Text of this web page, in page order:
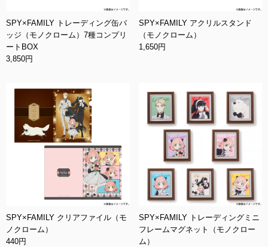
SPY×FAMILY トレーディング缶バ
ッジ（モノクローム）7種コンプリ
ートBOX
3,850円
SPY×FAMILY アクリルスタンド
（モノクローム）
1,650円
SPY×FAMILY クリアファイル（モ
ノクローム）
440円
SPY×FAMILY トレーディングミニ
フレームマグネット（モノクロー
ム）